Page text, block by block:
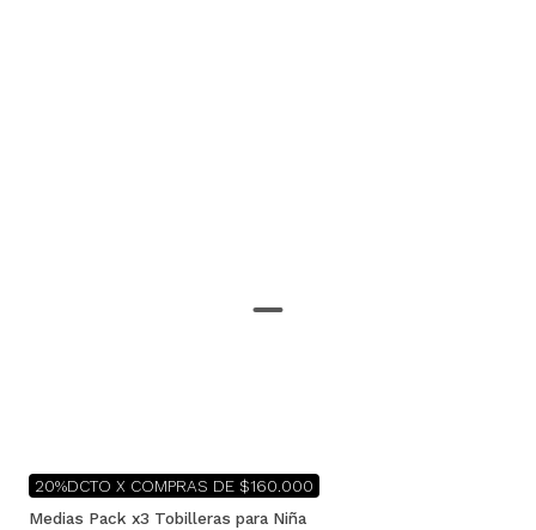
20%DCTO X COMPRAS DE $160.000
Medias Pack x3 Tobilleras para Niña